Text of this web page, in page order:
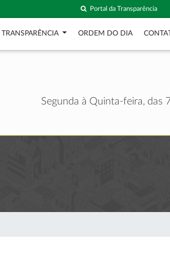
Portal da Transparência
TRANSPARÊNCIA ORDEM DO DIA
Segunda à Quinta-feira, das